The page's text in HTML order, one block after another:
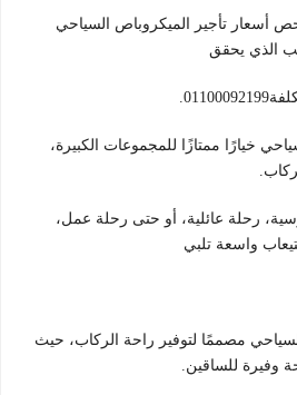
أسعار تأجير الميكروباص السياحي
الذي يحقق
خيارًا ممتازًا للمجموعات الكبيرة،
رحلة عائلية، أو حتى رحلة عمل،
واسعة تلبي
السياحي مصممًا لتوفير راحة الركاب، حيث
وفيرة للساقين.